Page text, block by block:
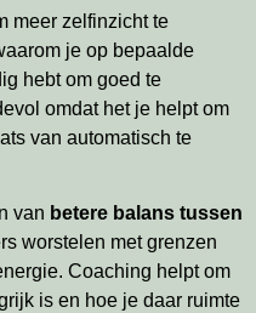
meer zelfinzicht te
je op bepaalde
hebt om goed te
omdat het je helpt om
van automatisch te
van betere balans tussen
worstelen met grenzen
Coaching helpt om
is en hoe je daar ruimte